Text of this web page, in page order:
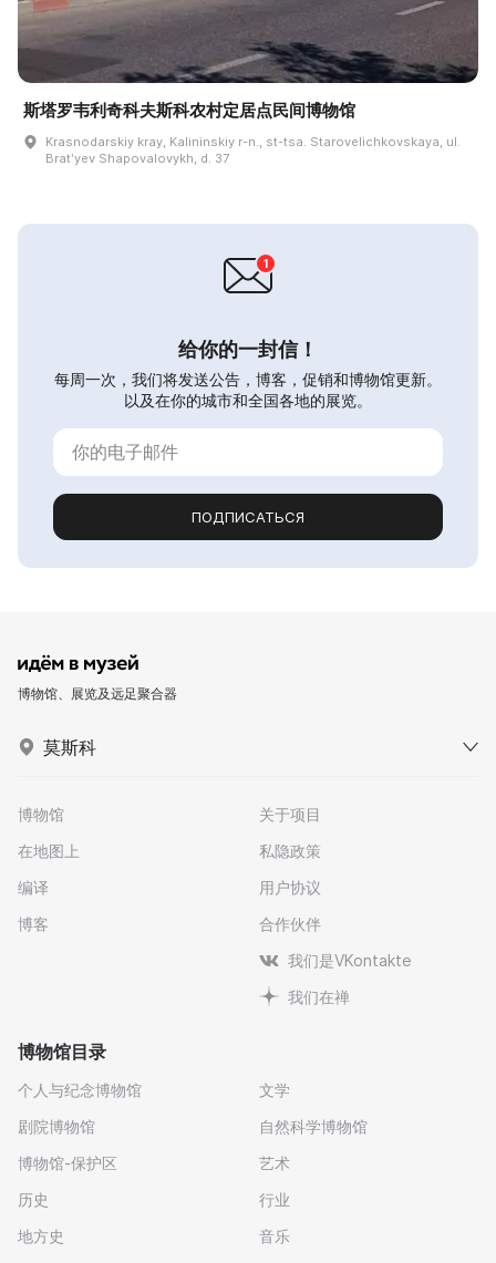
斯塔罗韦利奇科夫斯科农村定居点民间博物馆
Krasnodarskiy kray, Kalininskiy r-n., st-tsa. Starovelichkovskaya, ul.
Bratʹyev Shapovalovykh, d. 37
给你的一封信！
每周一次，我们将发送公告，博客，促销和博物馆更新。
以及在你的城市和全国各地的展览。
ПОДПИСАТЬСЯ
博物馆、展览及远足聚合器
莫斯科
博物馆
在地图上
编译
博客
关于项目
私隐政策
用户协议
合作伙伴
我们是VKontakte
我们在禅
博物馆目录
个人与纪念博物馆
剧院博物馆
博物馆-保护区
历史
地方史
文学
自然科学博物馆
艺术
行业
音乐